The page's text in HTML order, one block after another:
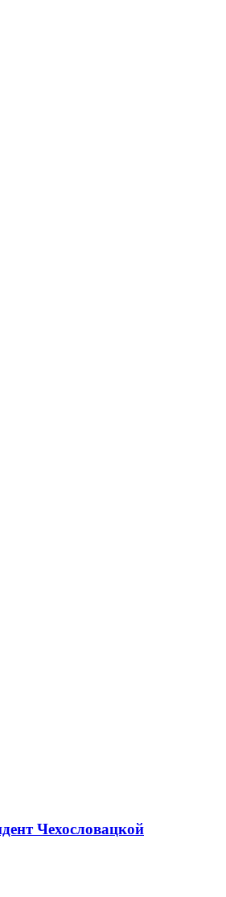
Чехословацкой